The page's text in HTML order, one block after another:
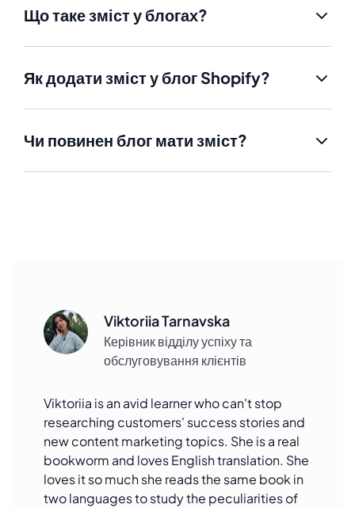
Що таке зміст у блогах?
Як додати зміст у блог Shopify?
Чи повинен блог мати зміст?
Viktoriia Tarnavska
Керівник відділу успіху та
обслуговування клієнтів
Viktoriia is an avid learner who can't stop
researching customers' success stories and
new content marketing topics. She is a real
bookworm and loves English translation. She
loves it so much she reads the same book in
two languages to study the peculiarities of